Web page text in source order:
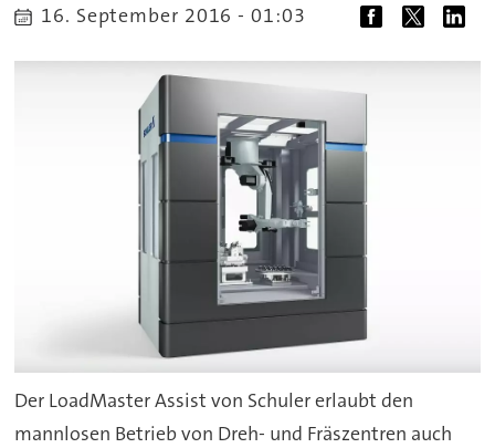
16. September 2016 - 01:03
Der LoadMaster Assist von Schuler erlaubt den
mannlosen Betrieb von Dreh- und Fräszentren auch